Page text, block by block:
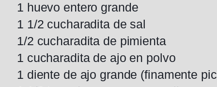
1 huevo entero grande
1 1/2 cucharadita de sal
1/2 cucharadita de pimienta
1 cucharadita de ajo en polvo
1 diente de ajo grande (finamente